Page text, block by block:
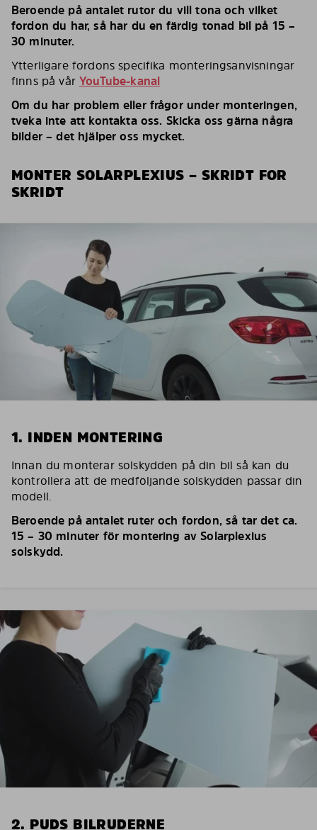
Beroende på antalet rutor du vill tona och vilket
fordon du har, så har du en färdig tonad bil på 15 –
30 minuter.
Ytterligare fordons specifika monteringsanvisningar
finns på vårYouTube-kanal
Om du har problem eller frågor under monteringen,
tveka inte att kontakta oss. Skicka oss gärna några
bilder – det hjälper oss mycket.
MONTER SOLARPLEXIUS – SKRIDT FOR
SKRIDT
1. INDEN MONTERING
Innan du monterar solskydden på din bil så kan du
kontrollera att de medföljande solskydden passar din
modell.
Beroende på antalet ruter och fordon, så tar det ca.
15 – 30 minuter för montering av Solarplexius
solskydd.
2. PUDS BILRUDERNE